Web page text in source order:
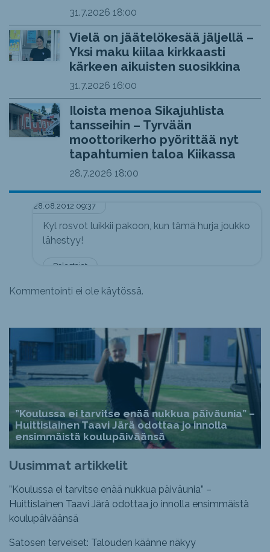
31.7.2026 18:00
Vielä on jäätelökesää jäljellä –
Yksi maku kiilaa kirkkaasti
kärkeen aikuisten suosikkina
31.7.2026 16:00
Iloista menoa Sikajuhlista
tansseihin – Tyrvään
moottorikerho pyörittää nyt
tapahtumien taloa Kiikassa
28.7.2026 18:00
28.08.2012 09:37
Pelastajat
Kyl rosvot luikkii pakoon, kun tämä hurja joukko
lähestyy!
Kommentointi ei ole käytössä.
”Koulussa ei tarvitse enää nukkua päiväunia” –
Huittislainen Taavi Järä odottaa jo innolla
ensimmäistä koulupäiväänsä
Uusimmat artikkelit
”Koulussa ei tarvitse enää nukkua päiväunia” –
Huittislainen Taavi Järä odottaa jo innolla ensimmäistä
koulupäiväänsä
Satosen terveiset: Talouden käänne näkyy